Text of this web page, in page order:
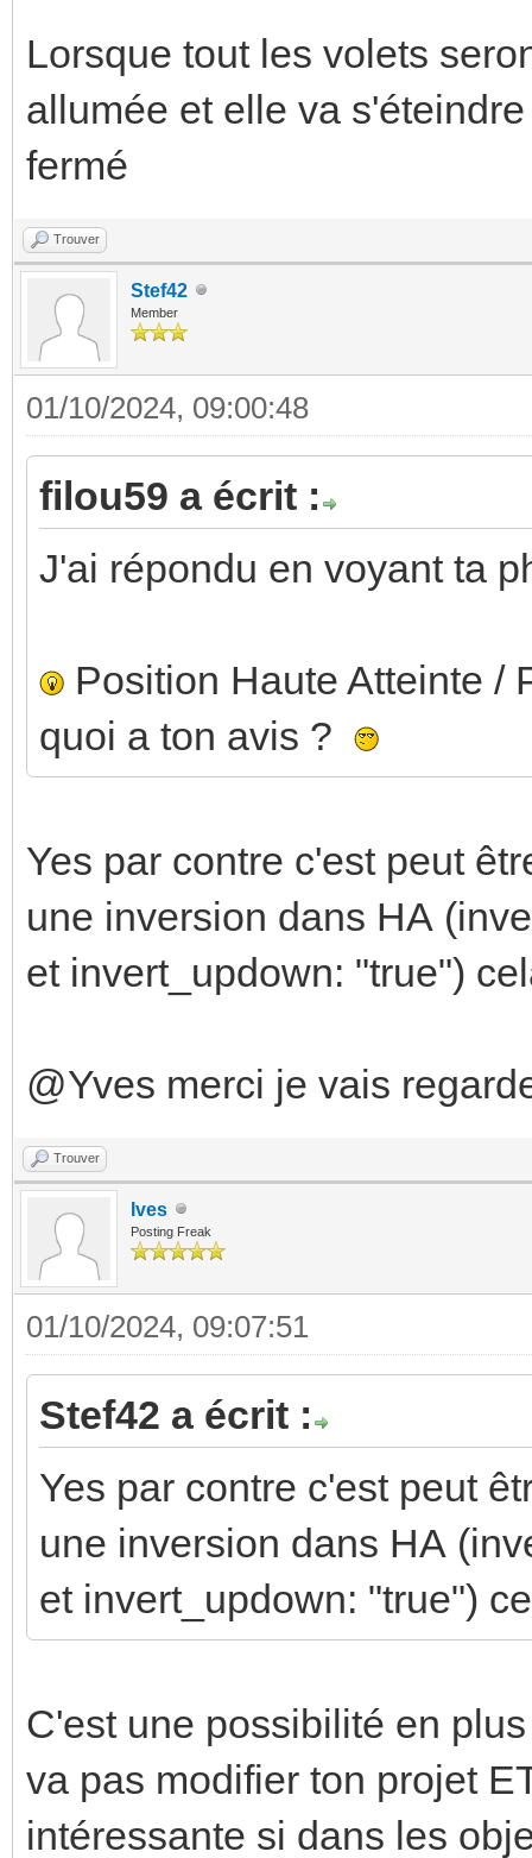
Lorsque tout les volets
allumée et elle va
fermé
Trouver
Stef42
Member
01/10/2024, 09:00:48
filou59 a écrit :
J'ai répondu en voyant ta
Position Haute Atteinte /
quoi a ton avis ?
Yes par contre c'est peut
une inversion dans HA
et invert_updown: "true")
@Yves merci je vais
Trouver
Ives
Posting Freak
01/10/2024, 09:07:51
Stef42 a écrit :
Yes par contre c'est peut
une inversion dans HA
et invert_updown: "true")
C'est une possibilité en
va pas modifier ton projet
intéressante si dans les